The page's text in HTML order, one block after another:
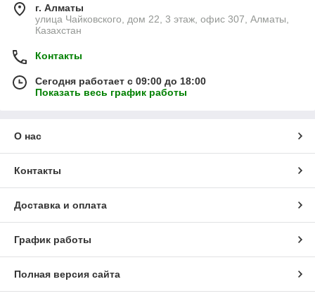
г. Алматы
улица Чайковского, дом 22, 3 этаж, офис 307, Алматы,
Казахстан
Контакты
Сегодня работает с 09:00 до 18:00
Показать весь график работы
О нас
Контакты
Доставка и оплата
График работы
Полная версия сайта